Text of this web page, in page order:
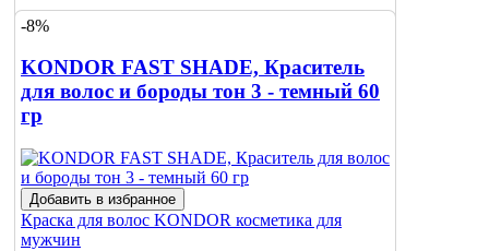
Сообщить
1
-8%
KONDOR FAST SHADE, Краситель
для волос и бороды тон 3 - темный 60
гр
Добавить в избранное
Краска для волос KONDOR косметика для
мужчин